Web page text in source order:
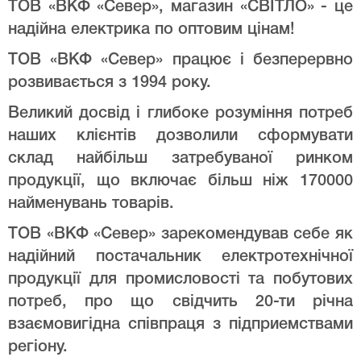
ТОВ «ВКФ «Север», магазин «СВІТЛО» - це
надійна електрика по оптовим цінам!
ТОВ «ВКФ «Север» працює і безперервно
розвивається з 1994 року.
Великий досвід і глибоке розуміння потреб
наших клієнтів дозволили сформувати
склад найбільш затребуваної ринком
продукції, що включає більш ніж 170000
найменувань товарів.
ТОВ «ВКФ «Север» зарекомендував себе як
надійний постачальник електротехнічної
продукції для промисловості та побутових
потреб, про що свідчить 20-ти річна
взаємовигідна співпраця з підприемствами
регіону.